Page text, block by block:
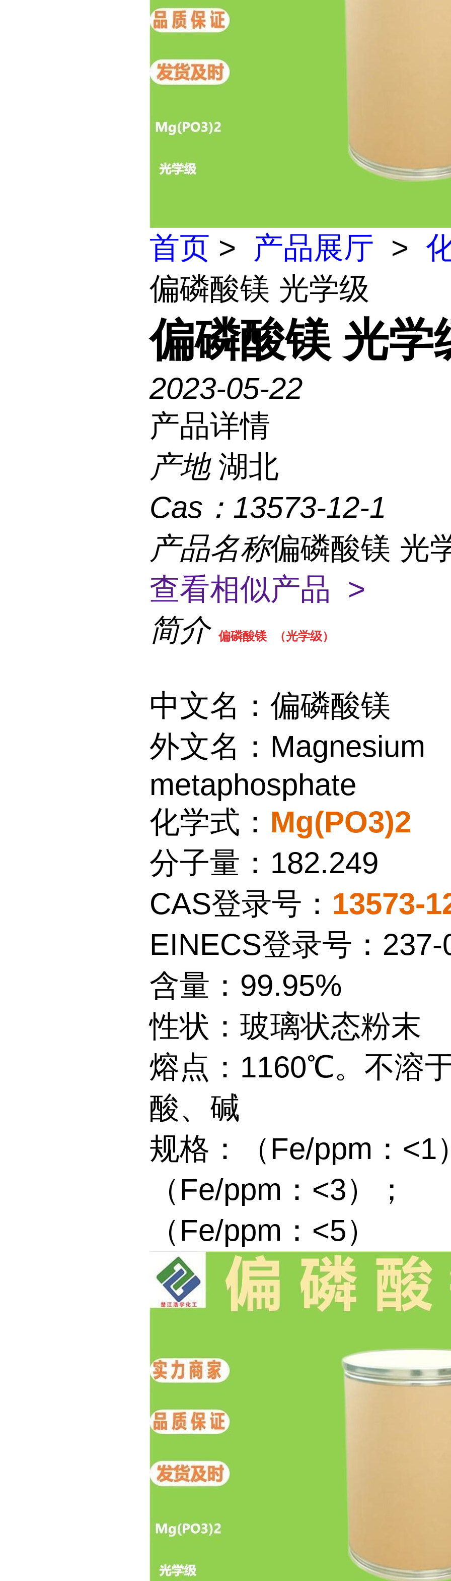
首页 > 产品展厅 >
偏磷酸镁 光学级
偏磷酸镁 光学
2023-05-22
产品详情
产地 湖北
Cas： 13573-12-1
产品名称偏磷酸镁 光
查看相似产品 >
简介
偏磷酸镁 （光学级）
中文名：偏磷酸镁
外文名：Magnesium
metaphosphate
化学式： Mg(PO3)2
分子量：182.249
CAS登录号： 13573-
EINECS登录号：237-
含量：99.95%
性状：玻璃状态粉末
熔点：1160℃。不溶
酸、碱
规格：（Fe/ppm：<1
（Fe/ppm：<3）；
（Fe/ppm：<5）